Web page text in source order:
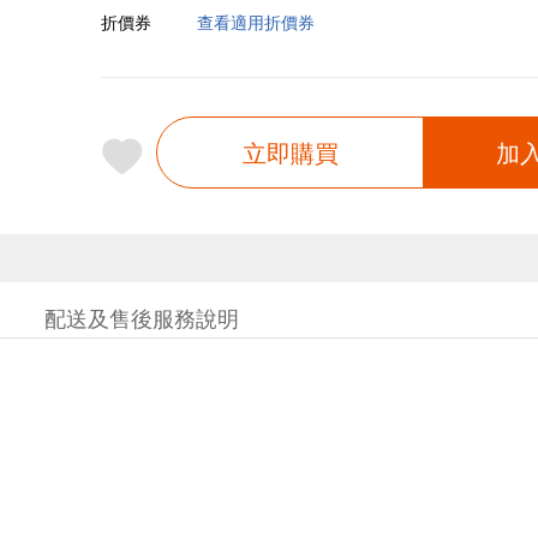
折價券 查看適用折價券
立即購買 加
配送及售後服務說明